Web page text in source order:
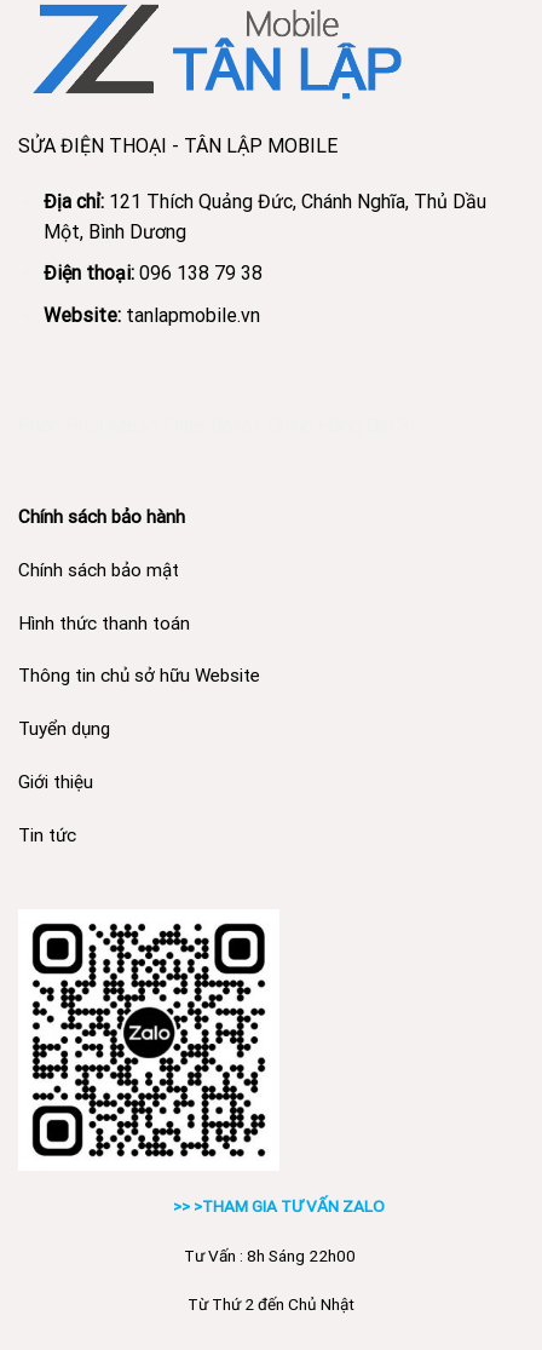
SỬA ĐIỆN THOẠI - TÂN LẬP MOBILE
Địa chỉ: 121 Thích Quảng Đức, Chánh Nghĩa, Thủ Dầu
Một, Bình Dương
Điện thoại: 096 138 79 38
Website: tanlapmobile.vn
Chính sách bảo hành
Chính sách bảo mật
Hình thức thanh toán
Thông tin chủ sở hữu Website
Tuyển dụng
Giới thiệu
Tin tức
>> >THAM GIA TƯ VẤN ZALO
Tư Vấn : 8h Sáng 22h00
Từ Thứ 2 đến Chủ Nhật